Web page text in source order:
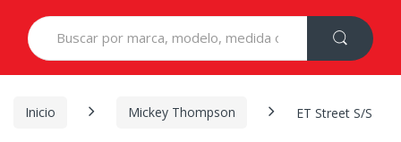
Search
for:
Inicio Mickey Thompson ET Street S/S